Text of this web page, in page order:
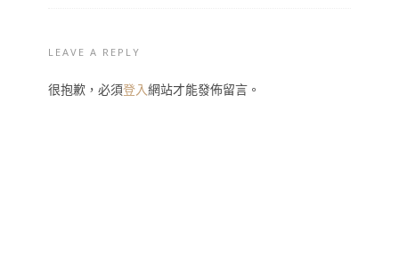
LEAVE A REPLY
很抱歉，必須登入網站才能發佈留言。